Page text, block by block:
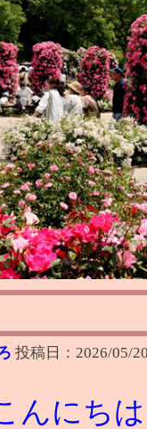
投稿日： 2026/05/
んにちは